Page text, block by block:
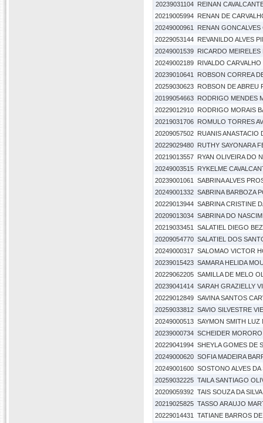
20239031104
REINAN
20219005994 RENAN DE
20249000961
RENAN GONCALVES
20229053144 REVANILDO ALVES
20249001539 RICARDO
20249002189 RIVALDO
20239010641
ROBSON CORREA
20259030623 ROBSON DE ABREU
20199054663 RODRIGO MENDES
20229012910 RODRIGO MORAIS
20219031706 ROMULO TORRES
20209057502 RUANIS ANASTACIO
20229029480 RUTHY SAYONARA
20219013557 RYAN OLIVEIRA DO
20249003515 RYKELME
20239001061
SABRINA ALVES
20249001332 SABRINA BARBOZA
20229013944 SABRINA CRISTINE
20209013034 SABRINA DO
20219033451
SALATIEL DIEGO
20209054770 SALATIEL DOS
20249000317 SALOMAO VICTOR
20239015423 SAMARA HELIDA
20229062205 SAMILLA DE MELO
20239041414 SARAH GRAZIELLY
20229012849 SAVINA SANTOS
20259033812 SAVIO SILVESTRE
20249000513 SAYMON SMITH LUZ
20239000734 SCHEIDER
20229041994 SHEYLA GOMES DE
20249000620 SOFIA MADEIRA
20249001600 SOSTONO ALVES DA
20259032225 TAILA SANTIAGO
20209059392 TAIS SOUZA DA SILVA
20219025825 TASSO ARAUJO
20229014431
TATIANE BARROS